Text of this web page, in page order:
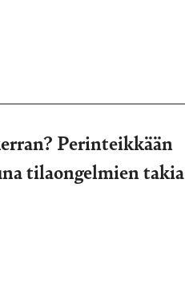
Perinteikkään
tilaongelmien takia